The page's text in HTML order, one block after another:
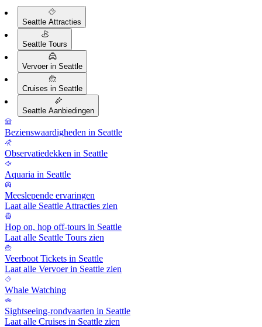
Seattle Attracties
Seattle Tours
Vervoer in Seattle
Cruises in Seattle
Seattle Aanbiedingen
Bezienswaardigheden in Seattle
Observatiedekken in Seattle
Aquaria in Seattle
Meeslepende ervaringen
Laat alle Seattle Attracties zien
Hop on, hop off-tours in Seattle
Laat alle Seattle Tours zien
Veerboot Tickets in Seattle
Laat alle Vervoer in Seattle zien
Whale Watching
Sightseeing-rondvaarten in Seattle
Laat alle Cruises in Seattle zien